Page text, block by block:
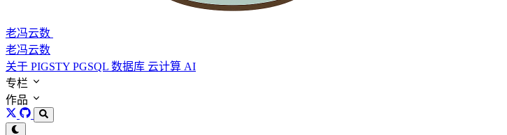
老冯云数
老冯云数
关于 PIGSTY PGSQL 数据库 云计算 AI
专栏
作品